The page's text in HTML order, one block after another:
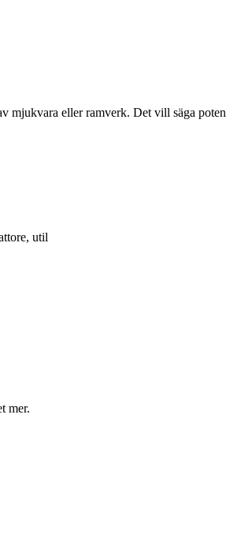
mjukvara eller ramverk. Det vill säga
util
mer.